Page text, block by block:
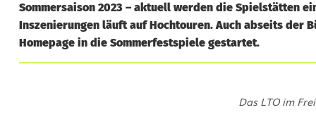
Sommersaison 2023 – aktuell werden die Spielstätten
Inszenierungen läuft auf Hochtouren. Auch abseits der
Homepage in die Sommerfestspiele gestartet.
Das LTO im